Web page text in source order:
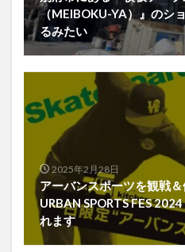
（MEIBOKU-YA）』のシ
るみたい
2025年2月28日
アーバンスポーツを観戦
URBAN SPORTS FES
れます